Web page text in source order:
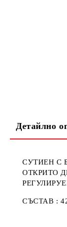
Детайлно
СУТИЕН С
ОТКРИТО
СЪСТАВ :